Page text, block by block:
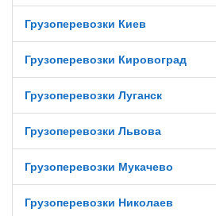
Грузоперевозки Киев
Грузоперевозки Кировоград
Грузоперевозки Луганск
Грузоперевозки Львова
Грузоперевозки Мукачево
Грузоперевозки Николаев